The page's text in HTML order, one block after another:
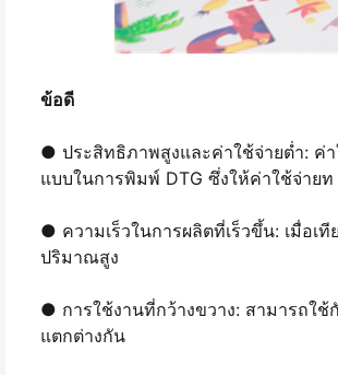
ข้อดี
● ประสิทธิภาพสูงและค่าใช้จ่ายต่ำ: ค่
แบบในการพิมพ์ DTG ซึ่งให้ค่าใช้จ่ายท
● ความเร็วในการผลิตที่เร็วขึ้น: เมื่อเ
ปริมาณสูง
● การใช้งานที่กว้างขวาง: สามารถใ
แตกต่างกัน